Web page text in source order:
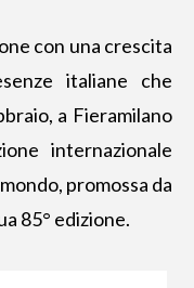
con una crescita
italiane che
a Fieramilano
internazionale
promossa da
85° edizione.